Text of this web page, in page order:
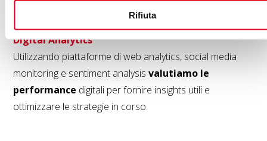
Rifiuta
un’agenzia Google Premier Partner.
Digital Analytics
Utilizzando piattaforme di web analytics, social media
monitoring e sentiment analysisvalutiamo le
performance digitali per fornire insights utili e
ottimizzare le strategie in corso.